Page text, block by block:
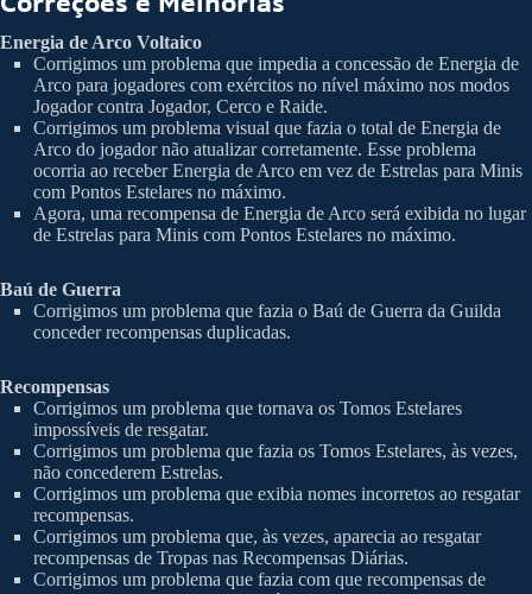
Energia de Arco Voltaico
Corrigimos um problema que impedia a concessão de Energia de
Arco para jogadores com exércitos no nível máximo nos modos
Jogador contra Jogador, Cerco e Raide.
Corrigimos um problema visual que fazia o total de Energia de
Arco do jogador não atualizar corretamente. Esse problema
ocorria ao receber Energia de Arco em vez de Estrelas para Minis
com Pontos Estelares no máximo.
Agora, uma recompensa de Energia de Arco será exibida no lugar
de Estrelas para Minis com Pontos Estelares no máximo.
Baú de Guerra
Corrigimos um problema que fazia o Baú de Guerra da Guilda
conceder recompensas duplicadas.
Recompensas
Corrigimos um problema que tornava os Tomos Estelares
impossíveis de resgatar.
Corrigimos um problema que fazia os Tomos Estelares, às vezes,
não concederem Estrelas.
Corrigimos um problema que exibia nomes incorretos ao resgatar
recompensas.
Corrigimos um problema que, às vezes, aparecia ao resgatar
recompensas de Tropas nas Recompensas Diárias.
Corrigimos um problema que fazia com que recompensas de